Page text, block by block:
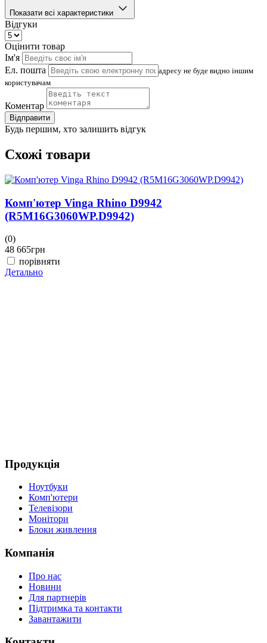
Показати всі характеристики
Відгуки
Оцінити товар
Ім'я
Ел. пошта
адресу не буде видно іншим
користувачам
Коментар
Відправити
Будь першим, хто залишить відгук
Схожі товари
Комп'ютер Vinga Rhino D9942
(R5M16G3060WP.D9942)
(0)
48 665грн
порівняти
Детально
Продукція
Ноутбуки
Комп'ютери
Телевізори
Монітори
Блоки живлення
Компанія
Про нас
Новини
Для партнерів
Підтримка та контакти
Завантажити